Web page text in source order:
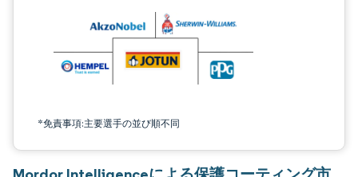
*免責事項:主要選手の並び順不同